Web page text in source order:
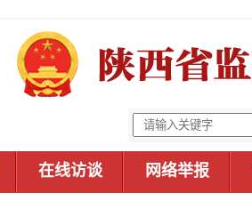
在线访谈 网络举报